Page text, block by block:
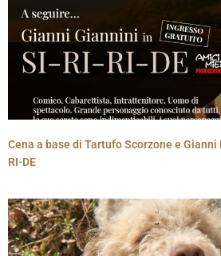
Cena a base di Tartufo Scorzone e
RI-DE